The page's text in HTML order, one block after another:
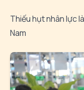
Thiếu hụt nhân lực
Nam